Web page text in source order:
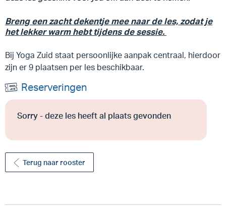
Breng een zacht dekentje mee naar de les, zodat je
het lekker warm hebt tijdens de sessie.
Bij Yoga Zuid staat persoonlijke aanpak centraal, hierdoor
zijn er 9 plaatsen per les beschikbaar.
Reserveringen
Sorry - deze les heeft al plaats gevonden
Terug naar rooster